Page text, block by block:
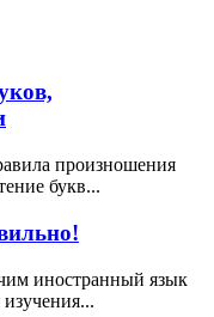
произношения
букв...
иностранный язык